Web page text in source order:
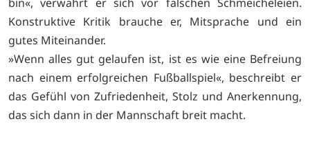
Konstruktive Kritik brauche er, Mitsprache und ein
gutes Miteinander.
»Wenn alles gut gelaufen ist, ist es wie eine Befreiung
nach einem erfolgreichen Fußballspiel«, beschreibt er
das Gefühl von Zufriedenheit, Stolz und Anerkennung,
das sich dann in der Mannschaft breit macht.